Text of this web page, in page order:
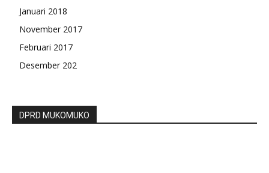
Januari 2018
November 2017
Februari 2017
Desember 202
DPRD MUKOMUKO